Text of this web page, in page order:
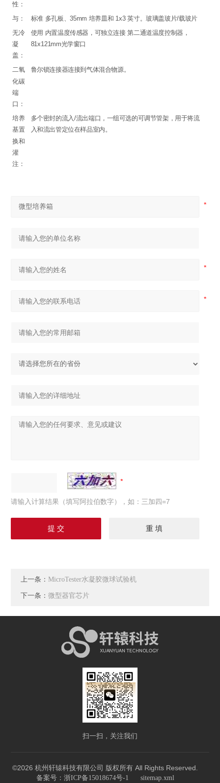
性：
与：
标准 多孔板、35mm 培养皿和 1x3 英寸。玻璃盖玻片/载玻片
无冷
凝
盖：
使用 内置温度传感器，可独立连接 第二通道温度控制器，
81x121mm光学窗口
二氧
化碳
端
口：
鲁尔锁连接器连接到气体混合物源。
培养
基置
换和
灌
注：
多个密封的流入/流出端口，一组可选的可调节管架，用于将流
入和流出管定位在样品室内。
请输入计算结果（填写阿拉伯数字），如：三加四=7
上一条： MicroTester水凝胶微球试验机
下一条：微型器官芯片
扫一扫，关注我们
©2026 杭州轩辕科技有限公司 版权所有 All Rights Reserved.
备案号：浙ICP备15018674号-1 sitemap.xml